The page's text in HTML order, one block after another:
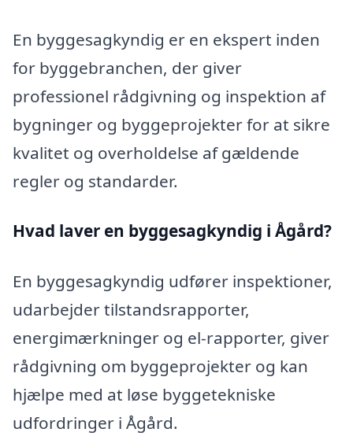
En byggesagkyndig er en ekspert inden
for byggebranchen, der giver
professionel rådgivning og inspektion af
bygninger og byggeprojekter for at sikre
kvalitet og overholdelse af gældende
regler og standarder.
Hvad laver en byggesagkyndig i Ågård?
En byggesagkyndig udfører inspektioner,
udarbejder tilstandsrapporter,
energimærkninger og el-rapporter, giver
rådgivning om byggeprojekter og kan
hjælpe med at løse byggetekniske
udfordringer i Ågård.